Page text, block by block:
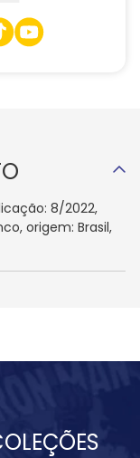
8/2022,
origem: Brasil,